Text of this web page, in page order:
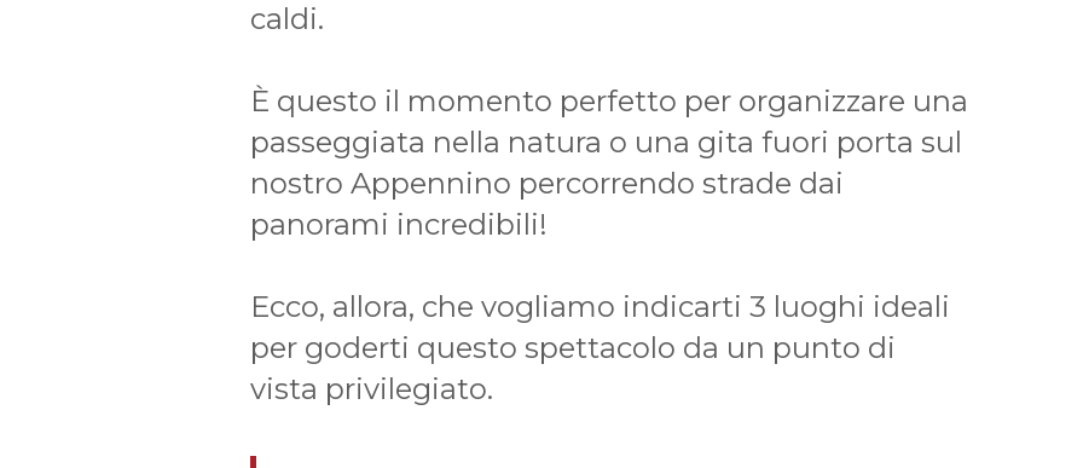
caldi.
È questo il momento perfetto per organizzare una
passeggiata nella natura o una gita fuori porta sul
nostro Appennino percorrendo strade dai
panorami incredibili!
Ecco, allora, che vogliamo indicarti 3 luoghi ideali
per goderti questo spettacolo da un punto di
vista privilegiato.